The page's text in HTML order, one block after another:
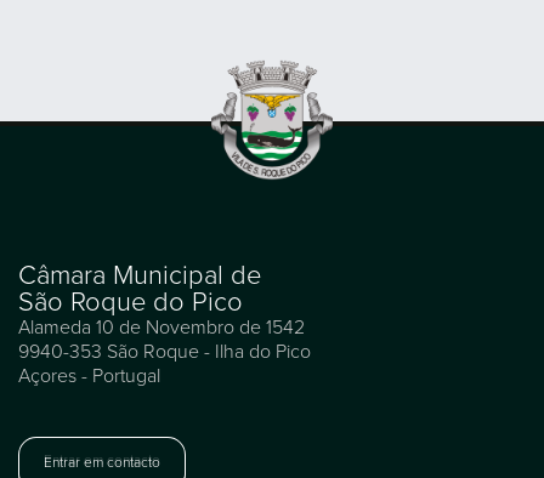
Câmara Municipal de
São Roque do Pico
Alameda 10 de Novembro de 1542
9940-353 São Roque - Ilha do Pico
Açores - Portugal
Entrar em contacto